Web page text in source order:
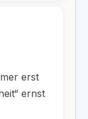
erst
ernst